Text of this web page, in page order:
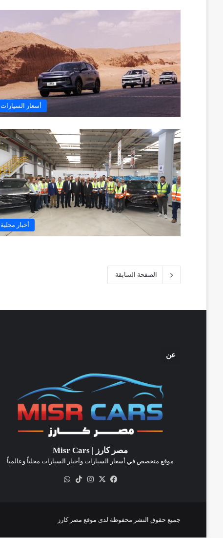
أسعار السيارات
أخبار محلية
الصفحة السابقة
عن
مصر كارز | Misr Cars
موقع متخصص في أسعار السيارات وأخبار السيارات محلياً وعالمياً
فيسبوك
‫X انستقرام‫TikTok
جميع حقوق النشر محفوظة لدى موقع مصر كارز